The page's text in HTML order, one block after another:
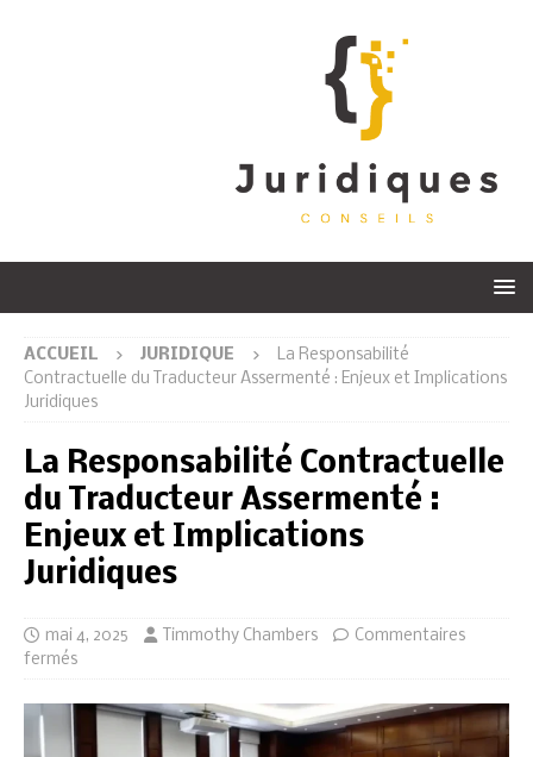
ACCUEIL JURIDIQUE
La Responsabilité
Contractuelle du Traducteur Assermenté : Enjeux et Implications
Juridiques
La Responsabilité Contractuelle
du Traducteur Assermenté :
Enjeux et Implications
Juridiques
mai 4, 2025 Timmothy Chambers
Commentaires
fermés